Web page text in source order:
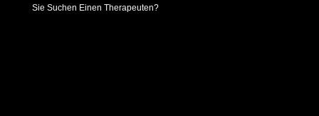
Sie Suchen Einen Therapeuten?